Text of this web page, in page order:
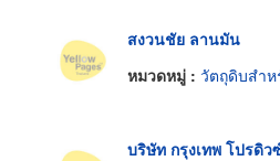
สงวนชัย ลานมัน
หมวดหมู่ : วัตถุดิบสำ
บริษัท กรุงเทพ โปรดิว